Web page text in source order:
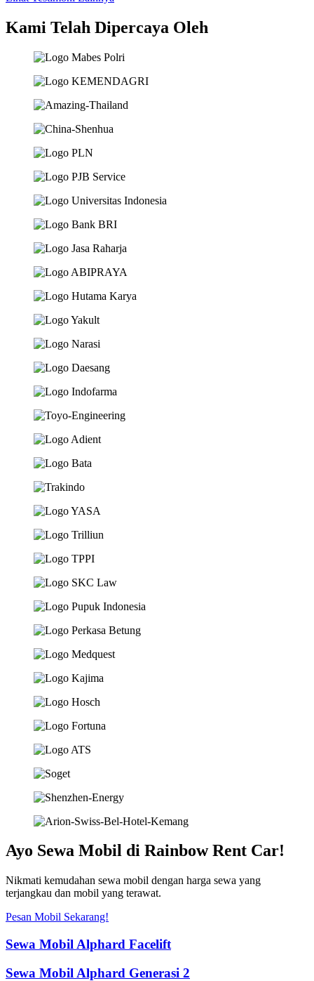
Kami Telah Dipercaya Oleh
Ayo Sewa Mobil di Rainbow Rent Car!
Nikmati kemudahan sewa mobil dengan harga sewa yang
terjangkau dan mobil yang terawat.
Pesan Mobil Sekarang!
Sewa Mobil Alphard Facelift
Sewa Mobil Alphard Generasi 2